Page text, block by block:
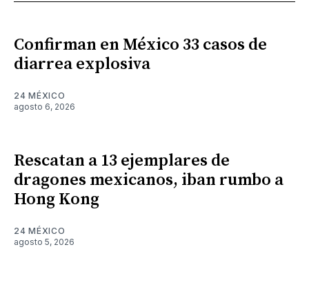
Confirman en México 33 casos de
diarrea explosiva
24 MÉXICO
agosto 6, 2026
Rescatan a 13 ejemplares de
dragones mexicanos, iban rumbo a
Hong Kong
24 MÉXICO
agosto 5, 2026